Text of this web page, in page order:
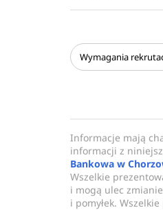
Wymagania
Informacje mają
informacji z
Bankowa w
Wszelkie
i mogą ulec
i pomyłek.